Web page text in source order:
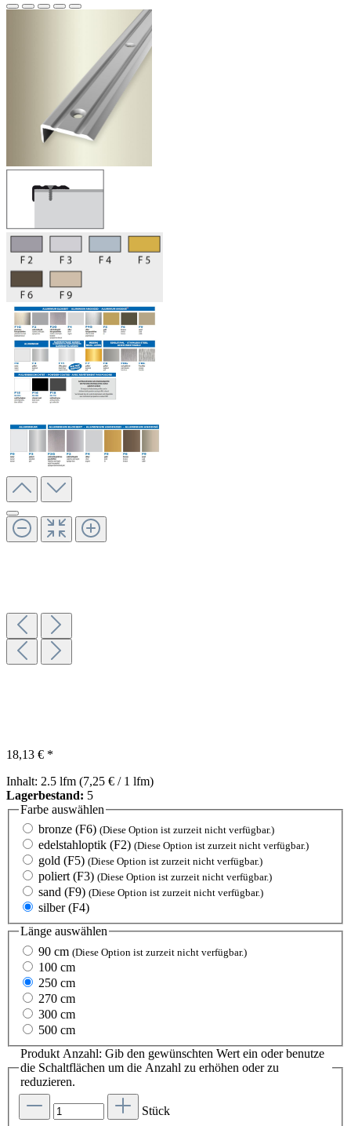
18,13 € *
Inhalt: 2.5 lfm (7,25 € / 1 lfm)
Lagerbestand: 5
Farbe auswählen
bronze (F6) (Diese Option ist zurzeit nicht verfügbar.)
edelstahloptik (F2) (Diese Option ist zurzeit nicht verfügbar.)
gold (F5) (Diese Option ist zurzeit nicht verfügbar.)
poliert (F3) (Diese Option ist zurzeit nicht verfügbar.)
sand (F9) (Diese Option ist zurzeit nicht verfügbar.)
silber (F4)
Länge auswählen
90 cm (Diese Option ist zurzeit nicht verfügbar.)
100 cm
250 cm
270 cm
300 cm
500 cm
Produkt Anzahl: Gib den gewünschten Wert ein oder benutze
die Schaltflächen um die Anzahl zu erhöhen oder zu
reduzieren.
Stück